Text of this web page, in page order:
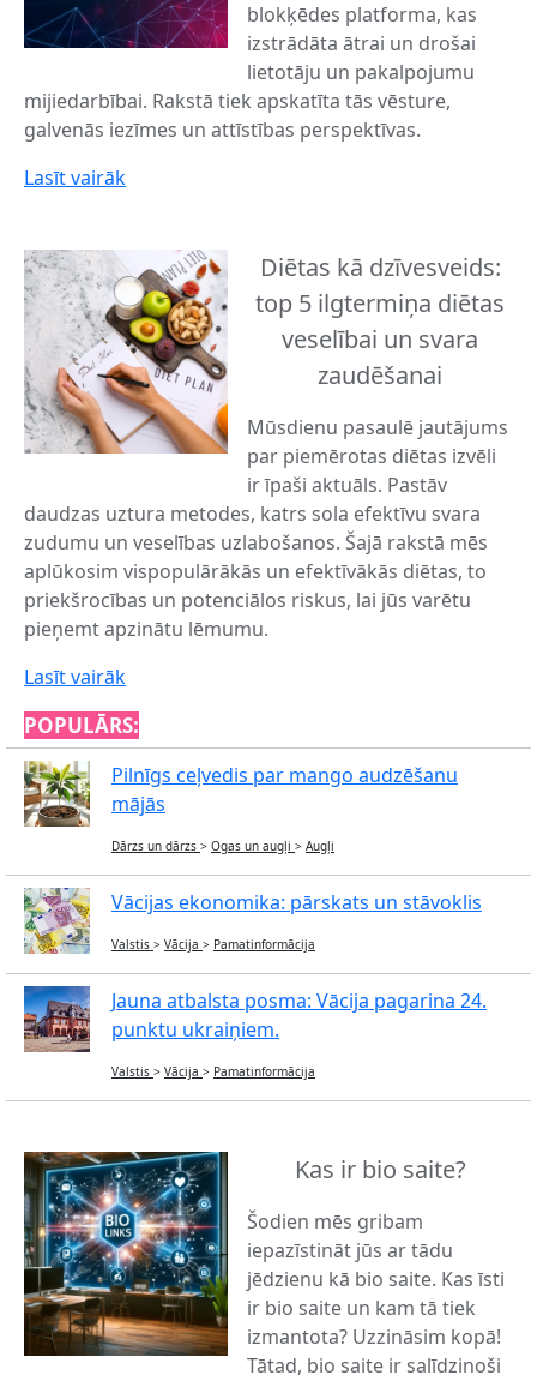
blokķēdes platforma, kas
izstrādāta ātrai un drošai
lietotāju un pakalpojumu
mijiedarbībai. Rakstā tiek apskatīta tās vēsture,
galvenās iezīmes un attīstības perspektīvas.
Lasīt vairāk
Diētas kā dzīvesveids:
top 5 ilgtermiņa diētas
veselībai un svara
zaudēšanai
Mūsdienu pasaulē jautājums
par piemērotas diētas izvēli
ir īpaši aktuāls. Pastāv
daudzas uztura metodes, katrs sola efektīvu svara
zudumu un veselības uzlabošanos. Šajā rakstā mēs
aplūkosim vispopulārākās un efektīvākās diētas, to
priekšrocības un potenciālos riskus, lai jūs varētu
pieņemt apzinātu lēmumu.
Lasīt vairāk
POPULĀRS:
Pilnīgs ceļvedis par mango audzēšanu
mājās
Dārzs un dārzs > Ogas un augļi > Augļi
Vācijas ekonomika: pārskats un stāvoklis
Valstis > Vācija > Pamatinformācija
Jauna atbalsta posma: Vācija pagarina 24.
punktu ukraiņiem.
Valstis > Vācija > Pamatinformācija
Kas ir bio saite?
Šodien mēs gribam
iepazīstināt jūs ar tādu
jēdzienu kā bio saite. Kas īsti
ir bio saite un kam tā tiek
izmantota? Uzzināsim kopā!
Tātad, bio saite ir salīdzinoši